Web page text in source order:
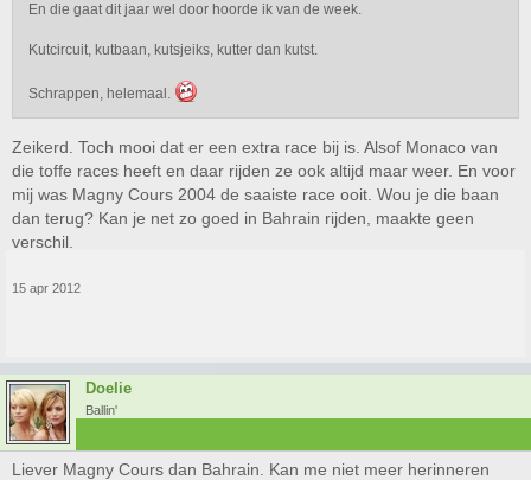
En die gaat dit jaar wel door hoorde ik van de week.
Kutcircuit, kutbaan, kutsjeiks, kutter dan kutst.
Schrappen, helemaal.
Zeikerd. Toch mooi dat er een extra race bij is. Alsof Monaco van
die toffe races heeft en daar rijden ze ook altijd maar weer. En voor
mij was Magny Cours 2004 de saaiste race ooit. Wou je die baan
dan terug? Kan je net zo goed in Bahrain rijden, maakte geen
verschil.
15 apr 2012
Doelie
Ballin'
Liever Magny Cours dan Bahrain. Kan me niet meer herinneren